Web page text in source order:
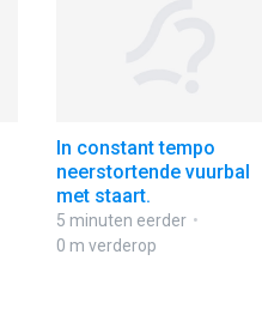
In constant tempo
neerstortende vuurbal
met staart.
5 minuten eerder
0 m verderop